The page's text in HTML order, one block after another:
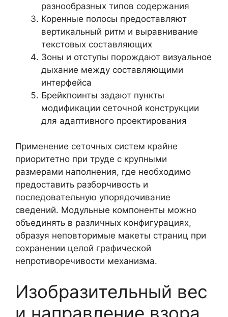
разнообразных типов содержания
Коренные полосы предоставляют
вертикальный ритм и выравнивание
текстовых составляющих
Зоны и отступы порождают визуальное
дыхание между составляющими
интерфейса
Брейкпоинты задают пункты
модификации сеточной конструкции
для адаптивного проектирования
Применение сеточных систем крайне
приоритетно при труде с крупными
размерами наполнения, где необходимо
предоставить разборчивость и
последовательную упорядочивание
сведений. Модульные компоненты можно
объединять в различных конфигурациях,
образуя неповторимые макеты страниц при
сохранении целой графической
непротиворечивости механизма.
Изобразительный вес
и направление взора